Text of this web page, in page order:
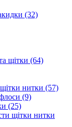
(32)
щітки (64)
нитки (57)
(9)
(25)
щітки нитки